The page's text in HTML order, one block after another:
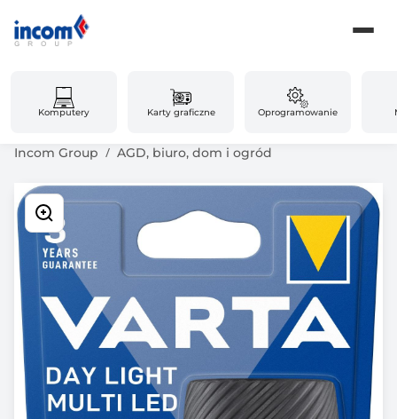
Komputery Karty graficzne Oprogramowanie
Incom Group AGD, biuro, dom i ogród